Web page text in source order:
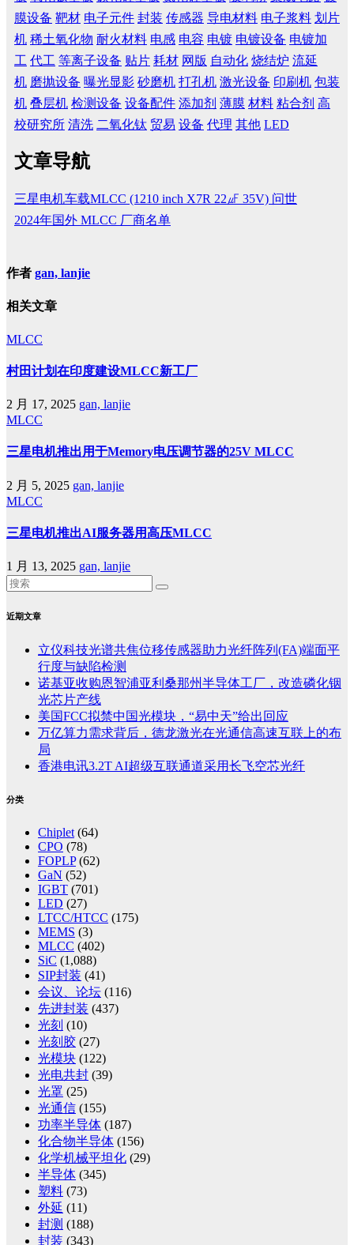
膜设备 靶材 电子元件 封装 传感器 导电材料 电子浆料 划片
机 稀土氧化物 耐火材料 电感 电容 电镀 电镀设备 电镀加
工 代工 等离子设备 贴片 耗材 网版 自动化 烧结炉 流延
机 磨抛设备 曝光显影 砂磨机 打孔机 激光设备 印刷机 包装
机 叠层机 检测设备 设备配件 添加剂 薄膜 材料 粘合剂 高
校研究所 清洗 二氧化钛 贸易 设备 代理 其他 LED
文章导航
三星电机车载MLCC (1210 inch X7R 22㎌ 35V) 问世
2024年国外 MLCC 厂商名单
作者 gan, lanjie
相关文章
MLCC
村田计划在印度建设MLCC新工厂
2 月 17, 2025 gan, lanjie
MLCC
三星电机推出用于Memory电压调节器的25V MLCC
2 月 5, 2025 gan, lanjie
MLCC
三星电机推出AI服务器用高压MLCC
1 月 13, 2025 gan, lanjie
近期文章
立仪科技光谱共焦位移传感器助力光纤阵列(FA)端面平
行度与缺陷检测
诺基亚收购恩智浦亚利桑那州半导体工厂，改造磷化铟
光芯片产线
美国FCC拟禁中国光模块，“易中天”给出回应
万亿算力需求背后，德龙激光在光通信高速互联上的布
局
香港电讯3.2T AI超级互联通道采用长飞空芯光纤
分类
Chiplet (64)
CPO (78)
FOPLP(62)
GaN (52)
IGBT (701)
LED (27)
LTCC/HTCC (175)
MEMS (3)
MLCC (402)
SiC (1,088)
SIP封装 (41)
会议、论坛 (116)
先进封装 (437)
光刻 (10)
光刻胶 (27)
光模块 (122)
光电共封 (39)
光罩 (25)
光通信 (155)
功率半导体 (187)
化合物半导体 (156)
化学机械平坦化 (29)
半导体 (345)
塑料 (73)
外延 (11)
封测 (188)
封装 (343)